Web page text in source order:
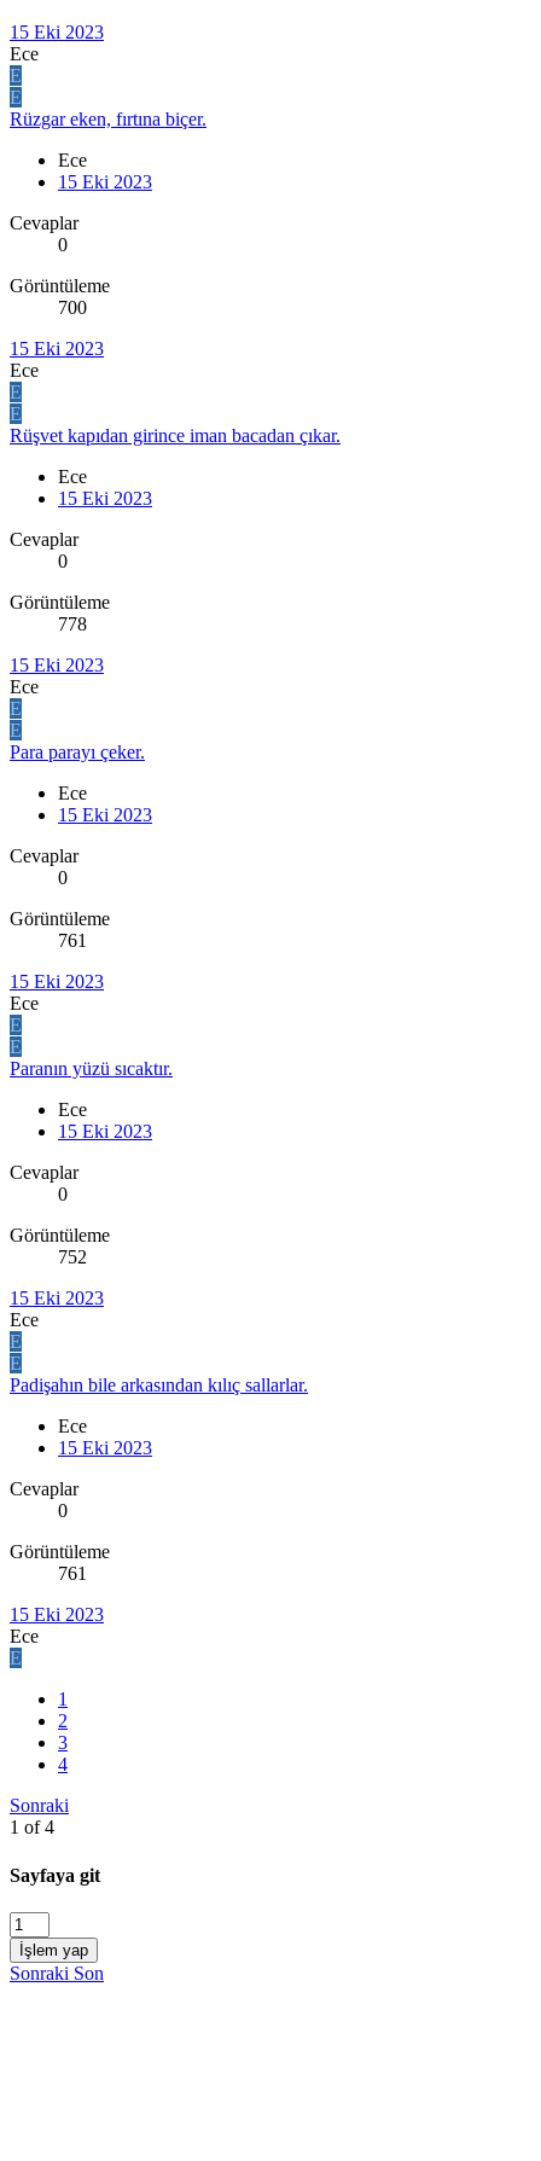
15 Eki 2023
Ece
E
E
Rüzgar eken, fırtına biçer.
Ece
15 Eki 2023
Cevaplar
0
Görüntüleme
700
15 Eki 2023
Ece
E
E
Rüşvet kapıdan girince iman bacadan çıkar.
Ece
15 Eki 2023
Cevaplar
0
Görüntüleme
778
15 Eki 2023
Ece
E
E
Para parayı çeker.
Ece
15 Eki 2023
Cevaplar
0
Görüntüleme
761
15 Eki 2023
Ece
E
E
Paranın yüzü sıcaktır.
Ece
15 Eki 2023
Cevaplar
0
Görüntüleme
752
15 Eki 2023
Ece
E
E
Padişahın bile arkasından kılıç sallarlar.
Ece
15 Eki 2023
Cevaplar
0
Görüntüleme
761
15 Eki 2023
Ece
E
1
2
3
4
Sonraki
1 of 4
Sayfaya git
İşlem yap
Sonraki Son